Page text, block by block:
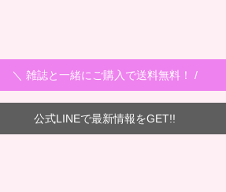
＼ 雑誌と一緒にご購入で送料無料！ /
公式LINEで最新情報をGET!!